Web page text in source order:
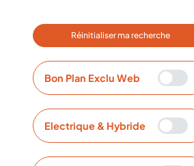
Réinitialiser ma recherche
Bon Plan Exclu Web
Electrique & Hybride